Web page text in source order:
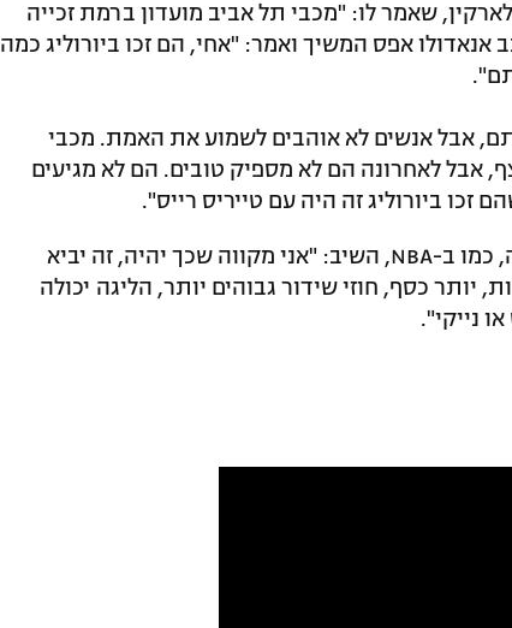
שאמר לו: "מכבי תל אביב מועדון ברמת זכייה
אנאדולו אפס המשיך ואמר: "אחי, הם זכו ביורוליג כמה
אבל אנשים לא אוהבים לשמוע את האמת. מכבי
אבל לאחרונה הם לא מספיק טובים. הם לא מגיעים
זכו ביורוליג זה היה עם טייריס רייס".
כשנשאל האם הוא בעד ליגת יורוליג סגורה, כמו ב-NBA, השיב: "אני מקווה שכך יהיה, זה יביא
יותר כסף, חוזי שידור גבוהים יותר, הליגה יכולה
נייקי".